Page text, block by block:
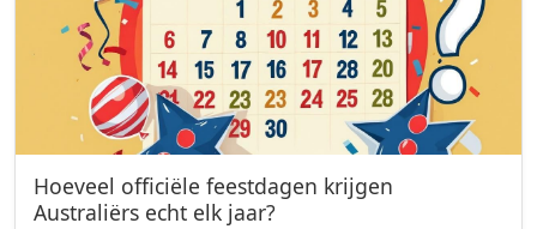
Hoeveel officiële feestdagen krijgen
Australiërs echt elk jaar?